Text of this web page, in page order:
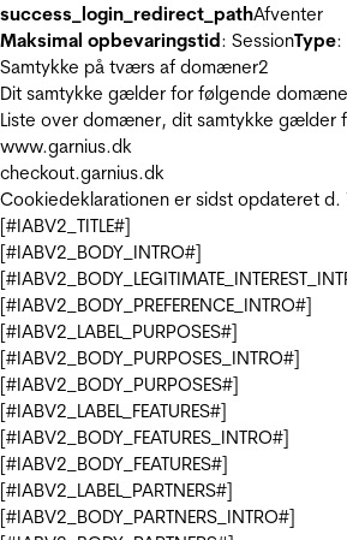
success_login_redirect_pathAfventer
Maksimal opbevaringstid: SessionType:
Samtykke på tværs af domæner2
Dit samtykke gælder for følgende
Liste over domæner, dit samtykke gælder
www.garnius.dk
checkout.garnius.dk
Cookiedeklarationen er sidst opdateret
[#IABV2_TITLE#]
[#IABV2_BODY_INTRO#]
[#IABV2_BODY_PREFERENCE_INTRO#]
[#IABV2_LABEL_PURPOSES#]
[#IABV2_BODY_PURPOSES_INTRO#]
[#IABV2_BODY_PURPOSES#]
[#IABV2_LABEL_FEATURES#]
[#IABV2_BODY_FEATURES_INTRO#]
[#IABV2_BODY_FEATURES#]
[#IABV2_LABEL_PARTNERS#]
[#IABV2_BODY_PARTNERS_INTRO#]